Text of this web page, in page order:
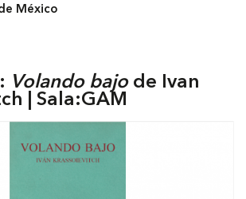
México
Volando bajode Ivan
| Sala:GAM